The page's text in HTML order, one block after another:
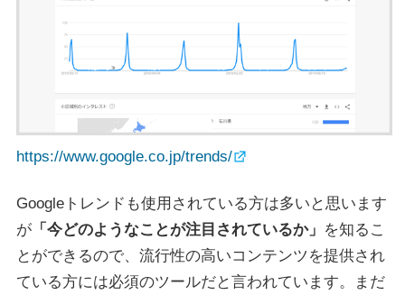
https://www.google.co.jp/trends/
Googleトレンドも使用されている方は多いと思います
が 「今どのようなことが注目されているか」 を知るこ
とができるので、流行性の高いコンテンツを提供され
ている方には必須のツールだと言われています。まだ